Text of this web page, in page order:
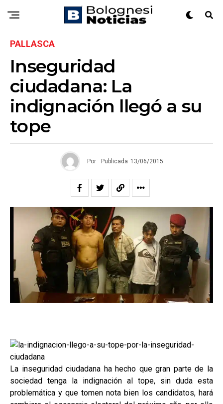
PALLASCA
Inseguridad
ciudadana: La
indignación llegó a su
tope
Por Publicada 13/06/2015
La inseguridad ciudadana ha hecho que gran parte de la
sociedad tenga la indignación al tope, sin duda esta
problemática y que tomen nota bien los candidatos, hará